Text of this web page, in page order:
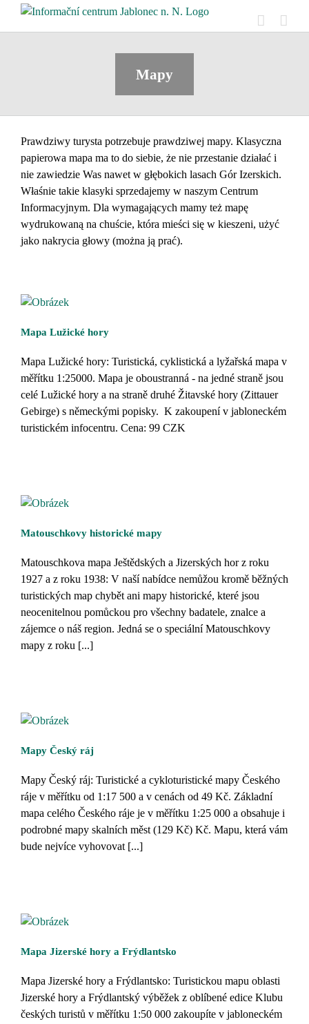
Mapy
Prawdziwy turysta potrzebuje prawdziwej mapy. Klasyczna
papierowa mapa ma to do siebie, że nie przestanie działać i
nie zawiedzie Was nawet w głębokich lasach Gór Izerskich.
Właśnie takie klasyki sprzedajemy w naszym Centrum
Informacyjnym. Dla wymagających mamy też mapę
wydrukowaną na chuście, która mieści się w kieszeni, użyć
jako nakrycia głowy (można ją prać).
Mapa Lužické hory
Mapa Lužické hory: Turistická, cyklistická a lyžařská mapa v
měřítku 1:25000. Mapa je oboustranná - na jedné straně jsou
celé Lužické hory a na straně druhé Žitavské hory (Zittauer
Gebirge) s německými popisky. K zakoupení v jabloneckém
turistickém infocentru. Cena: 99 CZK
Matouschkovy historické mapy
Matouschkova mapa Ještědských a Jizerských hor z roku
1927 a z roku 1938: V naší nabídce nemůžou kromě běžných
turistických map chybět ani mapy historické, které jsou
neocenitelnou pomůckou pro všechny badatele, znalce a
zájemce o náš region. Jedná se o speciální Matouschkovy
mapy z roku [...]
Mapy Český ráj
Mapy Český ráj: Turistické a cykloturistické mapy Českého
ráje v měřítku od 1:17 500 a v cenách od 49 Kč. Základní
mapa celého Českého ráje je v měřítku 1:25 000 a obsahuje i
podrobné mapy skalních měst (129 Kč) Kč. Mapu, která vám
bude nejvíce vyhovovat [...]
Mapa Jizerské hory a Frýdlantsko
Mapa Jizerské hory a Frýdlantsko: Turistickou mapu oblasti
Jizerské hory a Frýdlantský výběžek z oblíbené edice Klubu
českých turistů v měřítku 1:50 000 zakoupíte v jabloneckém